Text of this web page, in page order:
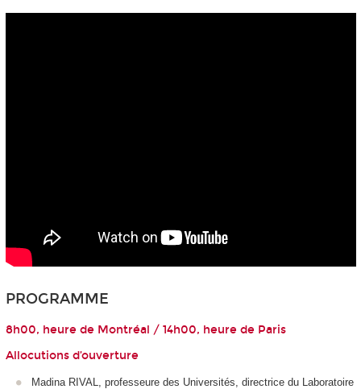
PROGRAMME
8h00, heure de Montréal / 14h00, heure de Paris
Allocutions d’ouverture
Madina RIVAL, professeure des Universités, directrice du Laboratoire